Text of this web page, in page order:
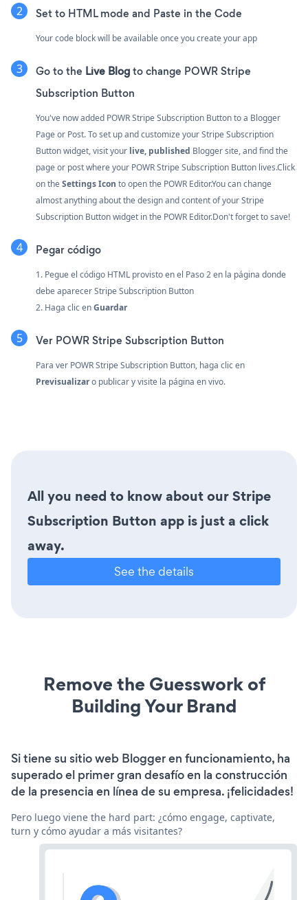
Set to HTML mode and Paste in the Code
Your code block will be available once you create your app
Go to the Live Blogto change POWR Stripe
Subscription Button
You've now added POWR Stripe Subscription Button to a Blogger
Page or Post. To set up and customize your Stripe Subscription
Button widget, visit your live, published Blogger site, and find the
page or post where your POWR Stripe Subscription Button lives.Click
on theSettings Icon to open the POWR Editor.You can change
almost anything about the design and content of your Stripe
Subscription Button widget in the POWR Editor.Don't forget to save!
Pegar código
1. Pegue el código HTML provisto en el Paso 2 en la página donde
debe aparecer Stripe Subscription Button
2. Haga clic enGuardar
Ver POWR Stripe Subscription Button
Para ver POWR Stripe Subscription Button, haga clic en
Previsualizaro publicar y visite la página en vivo.
All you need to know about our Stripe
Subscription Button app is just a click
away.
See the details
Remove the Guesswork of
Building Your Brand
Si tiene su sitio web Blogger en funcionamiento, ha
superado el primer gran desafío en la construcción
de la presencia en línea de su empresa. ¡felicidades!
Pero luego viene the hard part: ¿cómo engage, captivate,
turn y cómo ayudar a más visitantes?